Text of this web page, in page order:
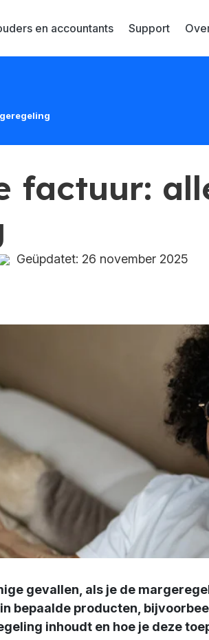
en accountants Support
factuur:
Geüpdatet: 26 november 2025
gevallen, als je de
bepaalde producten,
inhoudt en hoe je deze